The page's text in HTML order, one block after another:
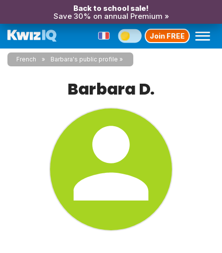
Back to school sale!
Save 30% on annual Premium »
Join FREE
French Barbara's public profile
Barbara D.